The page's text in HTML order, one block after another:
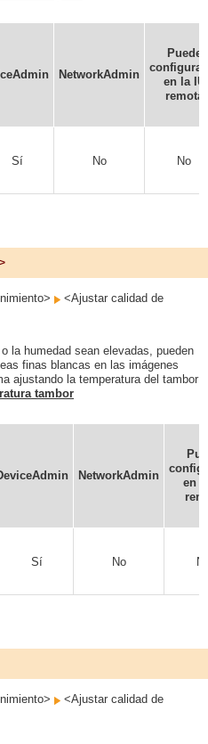
NetworkAdmin
Puede
en la IU
remota
Sí No No
<Ajustar calidad de
la humedad sean elevadas, pueden
finas blancas en las imágenes
ajustando la temperatura del tambor
tambor
NetworkAdmin
en
Sí No
<Ajustar calidad de